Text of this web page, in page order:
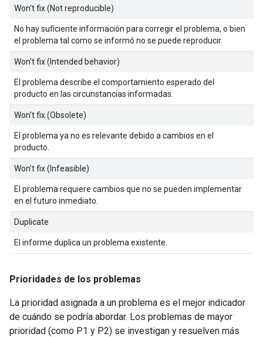
Won't fix (Not reproducible)
No hay suficiente información para corregir el problema, o bien
el problema tal como se informó no se puede reproducir.
Won't fix (Intended behavior)
El problema describe el comportamiento esperado del
producto en las circunstancias informadas.
Won't fix (Obsolete)
El problema ya no es relevante debido a cambios en el
producto.
Won't fix (Infeasible)
El problema requiere cambios que no se pueden implementar
en el futuro inmediato.
Duplicate
El informe duplica un problema existente.
Prioridades de los problemas
La prioridad asignada a un problema es el mejor indicador
de cuándo se podría abordar. Los problemas de mayor
prioridad (como P1 y P2) se investigan y resuelven más